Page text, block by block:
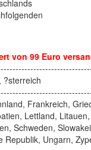
von 99 Euro
?sterreich
Frankreich,
Lettland, Litauen,
Schweden,
Republik, Ungarn,